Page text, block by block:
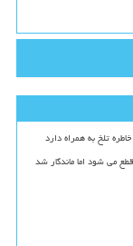
تلخ به همراه دارد